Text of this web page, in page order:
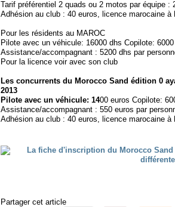
Tarif préférentiel 2 quads ou 2 motos par équipe :
Adhésion au club : 40 euros, licence marocaine
Pour les résidents au MAROC
Pilote avec un véhicule: 16000 dhs Copilote:
Assistance/accompagnant : 5200 dhs par
Pour la licence voir avec son club
Les concurrents du Morocco Sand édition 0
2013
Pilote avec un véhicule: 1400 euros Copilote:
Assistance/accompagnant : 550 euros par
Adhésion au club : 40 euros, licence marocaine
Partager cet article